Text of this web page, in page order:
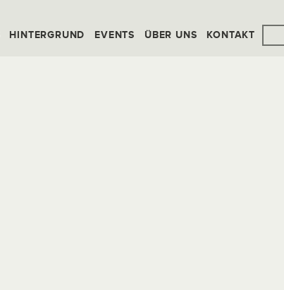
HINTERGRUND EVENTS ÜBER UNS KONTAKT